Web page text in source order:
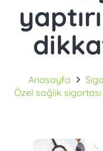
Anasayfa
Özel sağlık